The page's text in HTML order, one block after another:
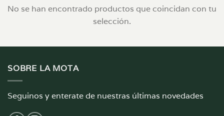
No se han encontrado productos que coincidan con tu
selección.
SOBRE LA MOTA
Seguinos y enterate de nuestras últimas novedades